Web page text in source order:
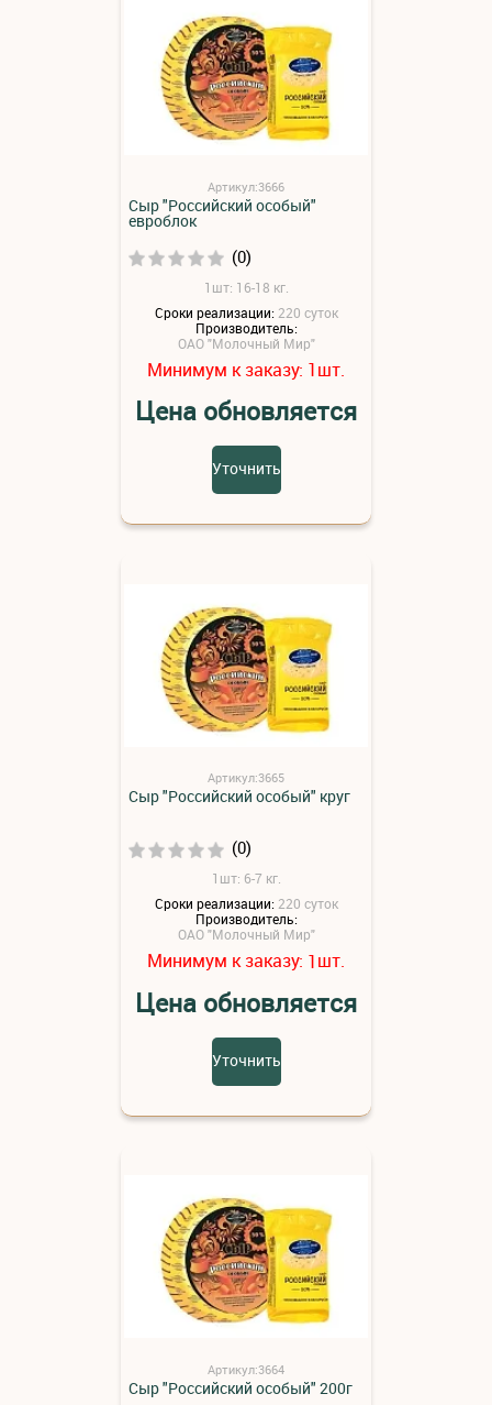
Артикул:3666
Сыр "Российский особый"
евроблок
(0)
1шт: 16-18 кг.
Сроки реализации: 220 суток
Производитель:
ОАО "Молочный Мир"
Минимум к заказу: 1шт.
Цена обновляется
Уточнить
Артикул:3665
Сыр "Российский особый" круг
(0)
1шт: 6-7 кг.
Сроки реализации: 220 суток
Производитель:
ОАО "Молочный Мир"
Минимум к заказу: 1шт.
Цена обновляется
Уточнить
Артикул:3664
Сыр "Российский особый" 200г